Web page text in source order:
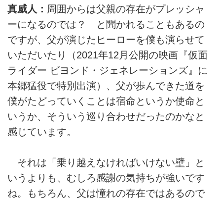
真威人： 周囲からは父親の存在がプレッシャ
ーになるのでは？ と聞かれることもあるの
ですが、父が演じたヒーローを僕も演らせて
いただいたり（2021年12月公開の映画『仮面
ライダー ビヨンド・ジェネレーションズ』に
本郷猛役で特別出演）、父が歩んできた道を
僕がたどっていくことは宿命というか使命と
いうか、そういう巡り合わせだったのかなと
感じています。
それは「乗り越えなければいけない壁」と
いうよりも、むしろ感謝の気持ちが強いです
ね。もちろん、父は憧れの存在ではあるので